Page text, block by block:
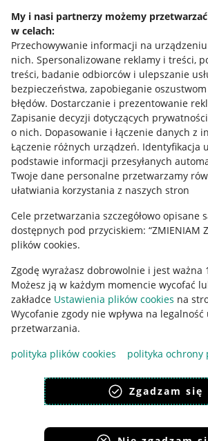
My i nasi partnerzy możemy
w celach:
Przechowywanie informacji na
nich. Spersonalizowane reklamy i treści,
treści, badanie odbiorców i ulepszanie
bezpieczeństwa, zapobieganie
błędów. Dostarczanie i prezentowanie
Zapisanie decyzji dotyczących
o nich. Dopasowanie i łączenie danych z
Łączenie różnych urządzeń. Identyfikacja
podstawie informacji przesyłanych
Twoje dane personalne przetwarzamy
ułatwiania korzystania z naszych stron
Cele przetwarzania szczegółowo opisane
dostępnych pod przyciskiem: “ZMIENIAM
plików cookies.
Zgodę wyrażasz dobrowolnie i jest ważna
Możesz ją w każdym momencie wycofać
zakładce Ustawienia plików cookies na
Wycofanie zgody nie wpływa na
przetwarzania.
polityka plików cookies
polityka ochrony
Zgadzam się
Allegro Gadane dla sprzedających
Allegro Gadane dla kupujących
Mapa miejscowości
Informacje prawne
Regulamin
Polityka plików "cookies"
Ustawienia plików "cookies"
Udostępnianie lokalizacji
Informacje dla Aktu o Usługach Cyfrowych
Pobierz aplikację